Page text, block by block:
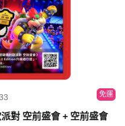
免運
對 空前盛會 + 空前盛會